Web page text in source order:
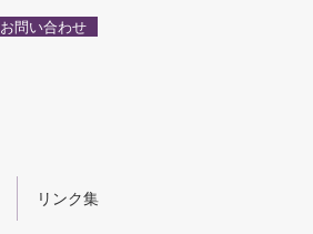
お問い合わせ
リンク集